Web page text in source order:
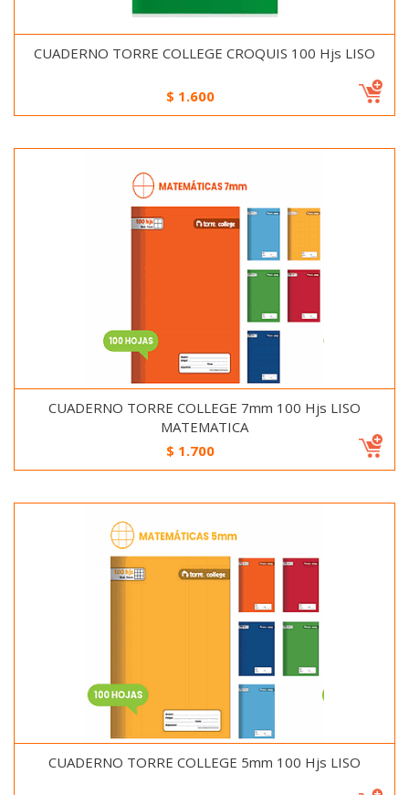
CUADERNO TORRE COLLEGE CROQUIS 100 Hjs LISO
$ 1.600
CUADERNO TORRE COLLEGE 7mm 100 Hjs LISO
MATEMATICA
$ 1.700
CUADERNO TORRE COLLEGE 5mm 100 Hjs LISO